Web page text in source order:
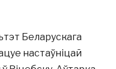
Беларускага
настаўніцай